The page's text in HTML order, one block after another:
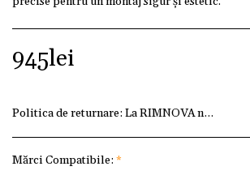
945lei
Politica de returnare: La RIMNOVA ne
Mărci Compatibile: *